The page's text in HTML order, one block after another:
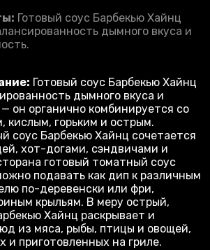
Готовый соус Барбекью Хайнц
дымного вкуса и
Готовый соус Барбекью Хайнц
дымного вкуса и
он органично комбинируется со
кислым, горьким и острым.
соус Барбекью Хайнц сочетается
хот-догами, сэндвичами и
готовый томатный соус
подавать как дип к различным
по-деревенски или фри,
крыльям. В меру острый,
Хайнц раскрывает и
из мяса, рыбы, птицы и овощей,
и приготовленных на гриле.